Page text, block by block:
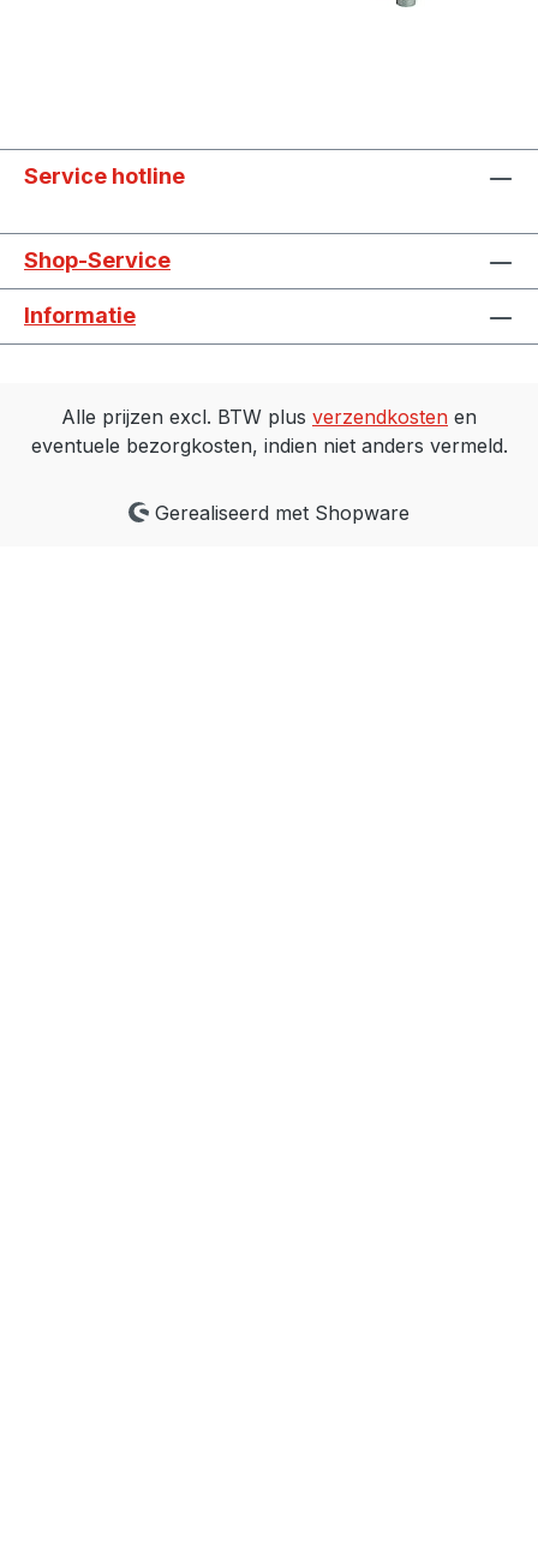
Service hotline
Shop-Service
Informatie
Alle prijzen excl. BTW plus verzendkosten en
eventuele bezorgkosten, indien niet anders vermeld.
Gerealiseerd met Shopware